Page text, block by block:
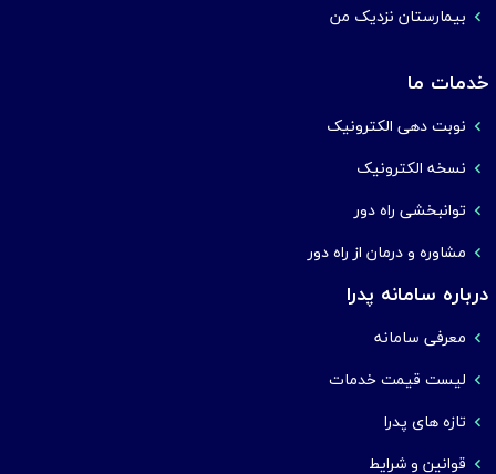
بیمارستان نزدیک من
خدمات ما
نوبت دهی الکترونیک
نسخه الکترونیک
توانبخشی راه دور
مشاوره و درمان از راه دور
درباره سامانه پدرا
معرفی سامانه
لیست قیمت خدمات
تازه های پدرا
قوانین و شرایط